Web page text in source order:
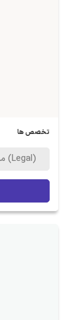
تخصص ها
مشاوره حقوقی (Legal)